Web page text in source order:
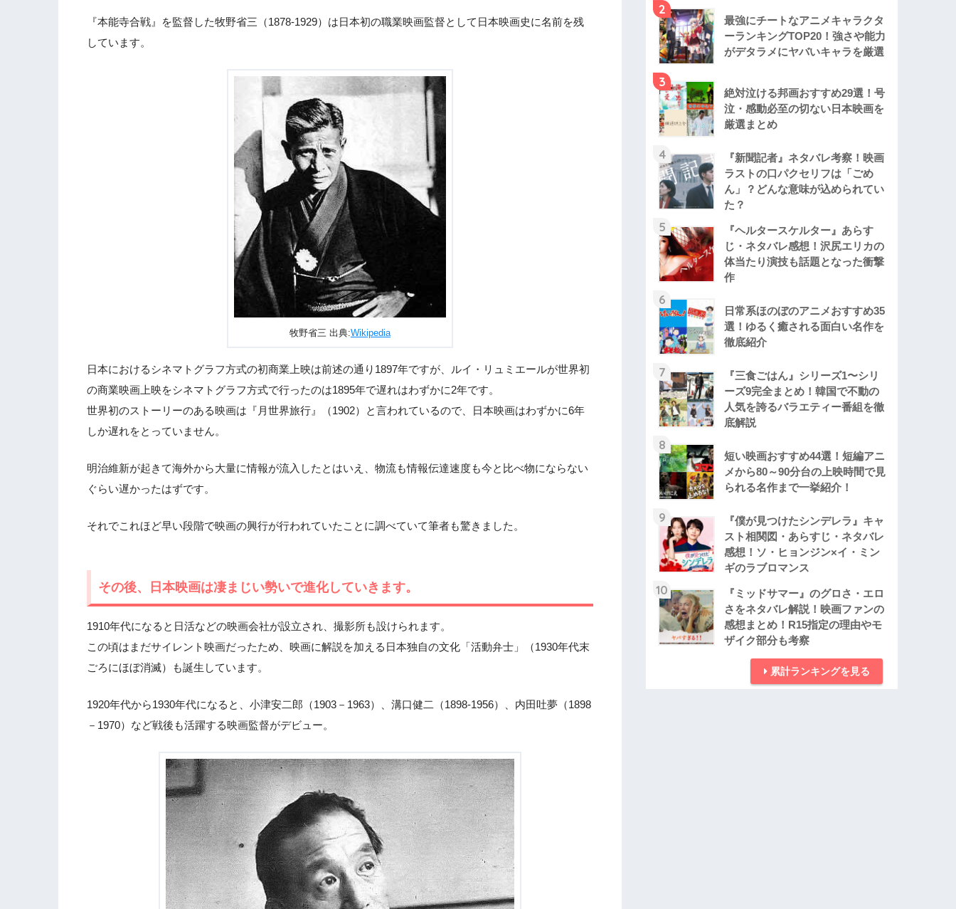
『本能寺合戦』を監督した牧野省三（1878-1929）は日本初の職業映画監督として日本映画史に名前を残
しています。
牧野省三 出典:Wikipedia
日本におけるシネマトグラフ方式の初商業上映は前述の通り1897年ですが、ルイ・リュミエールが世界初
の商業映画上映をシネマトグラフ方式で行ったのは1895年で遅れはわずかに2年です。
世界初のストーリーのある映画は『月世界旅行』（1902）と言われているので、日本映画はわずかに6年
しか遅れをとっていません。
明治維新が起きて海外から大量に情報が流入したとはいえ、物流も情報伝達速度も今と比べ物にならない
ぐらい遅かったはずです。
それでこれほど早い段階で映画の興行が行われていたことに調べていて筆者も驚きました。
その後、日本映画は凄まじい勢いで進化していきます。
1910年代になると日活などの映画会社が設立され、撮影所も設けられます。
この頃はまだサイレント映画だったため、映画に解説を加える日本独自の文化「活動弁士」（1930年代末
ごろにほぼ消滅）も誕生しています。
1920年代から1930年代になると、小津安二郎（1903－1963）、溝口健二（1898‐1956）、内田吐夢（1898
－1970）など戦後も活躍する映画監督がデビュー。
2
最強にチートなアニメキャラクタ
ーランキングTOP20！強さや能力
がデタラメにヤバいキャラを厳選
3
絶対泣ける邦画おすすめ29選！号
泣・感動必至の切ない日本映画を
厳選まとめ
4
『新聞記者』ネタバレ考察！映画
ラストの口パクセリフは「ごめ
ん」？どんな意味が込められてい
た？
5
『ヘルタースケルター』あらす
じ・ネタバレ感想！沢尻エリカの
体当たり演技も話題となった衝撃
作
6
日常系ほのぼのアニメおすすめ35
選！ゆるく癒される面白い名作を
徹底紹介
7
『三食ごはん』シリーズ1〜シリ
ーズ9完全まとめ！韓国で不動の
人気を誇るバラエティー番組を徹
底解説
8
短い映画おすすめ44選！短編アニ
メから80～90分台の上映時間で見
られる名作まで一挙紹介！
9
『僕が見つけたシンデレラ』キャ
スト相関図・あらすじ・ネタバレ
感想！ソ・ヒョンジン×イ・ミン
ギのラブロマンス
10
『ミッドサマー』のグロさ・エロ
さをネタバレ解説！映画ファンの
感想まとめ！R15指定の理由やモ
ザイク部分も考察
累計ランキングを見る